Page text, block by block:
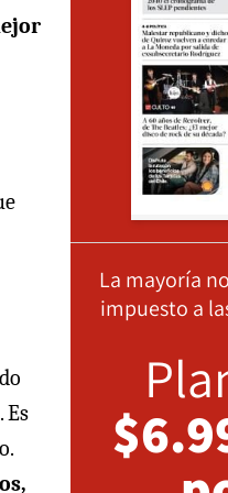
. Es
La mayoría
impuesto a